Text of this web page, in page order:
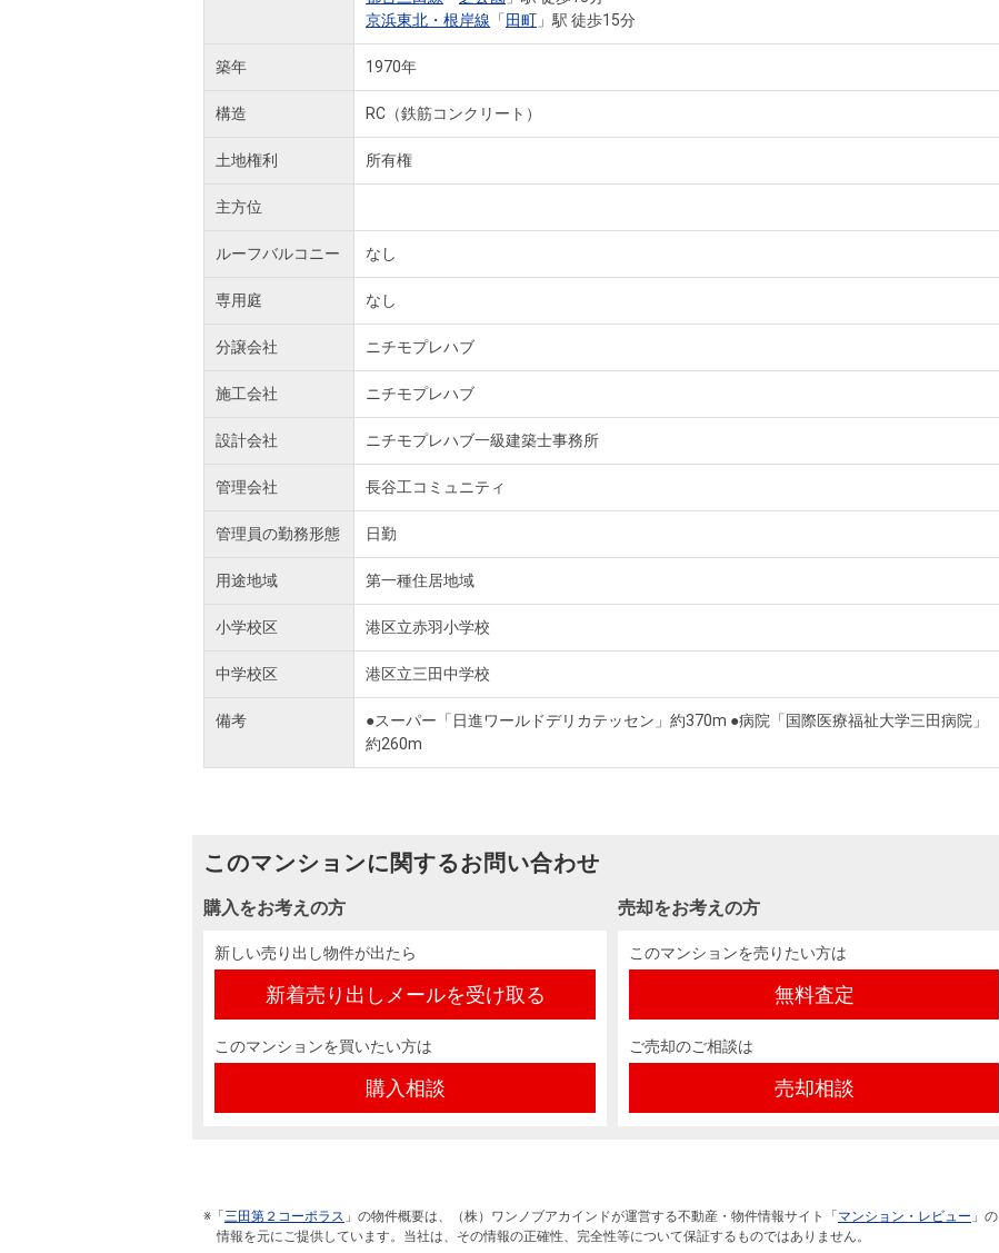
京浜東北・根岸線 「 田町 」駅 徒歩15分
築年 1970年
構造 RC（鉄筋コンクリート）
土地権利 所有権
主方位
ルーフバルコニー なし
専用庭 なし
分譲会社 ニチモプレハブ
施工会社 ニチモプレハブ
設計会社 ニチモプレハブ一級建築士事務所
管理会社 長谷工コミュニティ
管理員の勤務形態 日勤
用途地域 第一種住居地域
小学校区 港区立赤羽小学校
中学校区 港区立三田中学校
備考
●スーパー「日進ワールドデリカテッセン」約370m ●病院「国際医療福祉大学三田病院」
約260m
このマンションに関するお問い合わせ
購入をお考えの方
新しい売り出し物件が出たら
新着売り出しメールを受け取る
このマンションを買いたい方は
購入相談
売却をお考えの方
このマンションを売りたい方は
無料査定
ご売却のご相談は
売却相談
※「 三田第２コーポラス 」の物件概要は、（株）ワンノブアカインドが運営する不動産・物件情報サイト「 マンション・レビュー 」の
情報を元にご提供しています。当社は、その情報の正確性、完全性等について保証するものではありません。